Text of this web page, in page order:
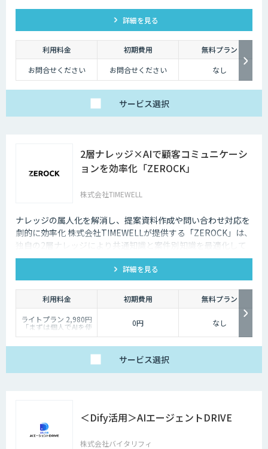
詳細を見る
利用料金 初期費用
無料プラン
お問合せください
お問合せください なし
サービス選択
2層ナレッジ×AIで顧客コミュニケーシ
ョンを効率化「ZEROCK」
株式会社TIMEWELL
ナレッジの属人化を解消し、提案資料作成や問い合わせ対応を
劇的に効率化 株式会社TIMEWELLが提供する「ZEROCK」は、
独自の2層ナレッジにより共通知識と案件別知識を最適化して
活用できるAIエージェントです 。資料作成や返信工数を最大
80%削減し、商談獲得までを自動化します。
詳細を見る
利用料金 初期費用
無料プラン
ライトプラン 2,980円
「まずは個人でAIを使
い倒したい」方に
で、日々の壁打ちや調
※AIスライド作成など
「チームで業務を劇的
に変えたい」方に
・5名様まで一律料金
で使い放題
・全機能制限なし！ AI
0円 なし
サービス選択
＜Dify活用＞AIエージェントDRIVE
株式会社バイタリフィ